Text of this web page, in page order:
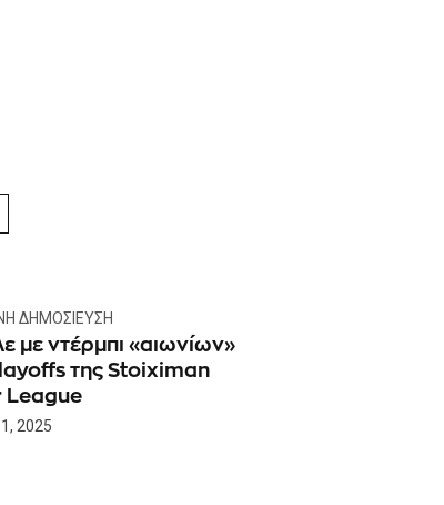
ΔΗΜΟΣΊΕΥΣΗ
με ντέρμπι «αιωνίων»
της Stoiximan
League
2025